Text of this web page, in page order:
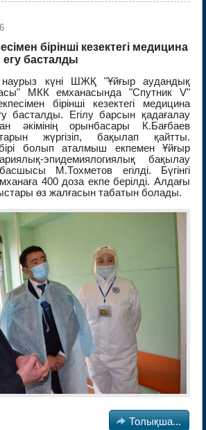
бірінші кезектегі медицина
егу басталды
күні ШЖҚ "Ұйғыр аудандық
МКК емханасында "Спутник V"
бірінші кезектегі медицина
басталды. Егілу барсын қадағалау
әкімінің орынбасары К.Бағбаев
жүргізіп, бақылап қайтты.
болып аталмыш екпемен Ұйғыр
эпидемиялогиялық бақылау
М.Тохметов егілді. Бүгінгі
400 доза екпе берілді. Алдағы
өз жалғасын табатын болады.
 Толықша...